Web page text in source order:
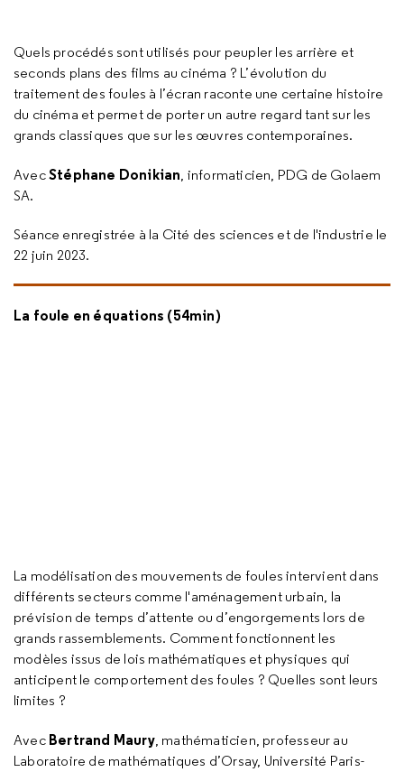
Quels procédés sont utilisés pour peupler les arrière et
seconds plans des films au cinéma ? L’évolution du
traitement des foules à l’écran raconte une certaine histoire
du cinéma et permet de porter un autre regard tant sur les
grands classiques que sur les œuvres contemporaines.
AvecStéphane Donikian, informaticien, PDG de Golaem
SA.
Séance enregistrée à la Cité des sciences et de l'industrie le
22 juin 2023.
La foule en équations (54min)
La modélisation des mouvements de foules intervient dans
différents secteurs comme l'aménagement urbain, la
prévision de temps d’attente ou d’engorgements lors de
grands rassemblements. Comment fonctionnent les
modèles issus de lois mathématiques et physiques qui
anticipent le comportement des foules ? Quelles sont leurs
limites ?
Avec Bertrand Maury, mathématicien, professeur au
Laboratoire de mathématiques d’Orsay, Université Paris-